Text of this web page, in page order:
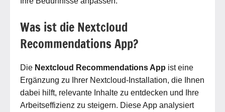
Was ist die Nextcloud
Recommendations App?
Die Nextcloud Recommendations App ist eine
Ergänzung zu Ihrer Nextcloud-Installation, die Ihnen
dabei hilft, relevante Inhalte zu entdecken und Ihre
Arbeitseffizienz zu steigern. Diese App analysiert